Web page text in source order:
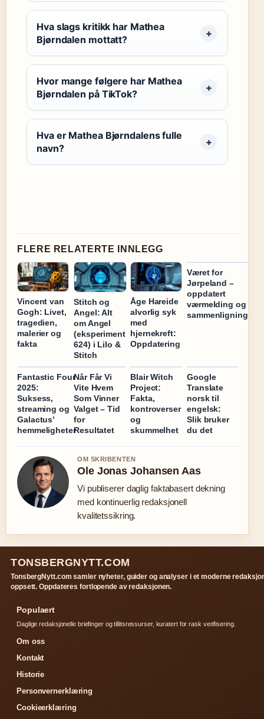
Hva slags kritikk har Mathea
Bjørndalen mottatt?
Hvor mange følgere har Mathea
Bjørndalen på TikTok?
Hva er Mathea Bjørndalens fulle
navn?
FLERE RELATERTE INNLEGG
Vincent van
Gogh: Livet,
tragedien,
malerier og
fakta
Stitch og
Angel: Alt
om Angel
(eksperiment
624) i Lilo &
Stitch
Åge Hareide
alvorlig syk
med
hjernekreft:
Oppdatering
Været for
Jørpeland –
oppdatert
værmelding og
sammenligning
Fantastic Four
2025:
Suksess,
streaming og
Galactus’
hemmeligheter
Når Får Vi
Vite Hvem
Som Vinner
Valget – Tid
for
Resultatet
Blair Witch
Project:
Fakta,
kontroverser
og
skummelhet
Google
Translate
norsk til
engelsk:
Slik bruker
du det
OM SKRIBENTEN
Ole Jonas Johansen Aas
Vi publiserer daglig faktabasert dekning
med kontinuerlig redaksjonell
kvalitetssikring.
TONSBERGNYTT.COM
TonsbergNytt.com samler nyheter, guider og analyser i et moderne
oppsett. Oppdateres fortlopende av redaksjonen.
Populaert
Daglige redaksjonelle briefinger og tillitsressurser, kuratert for rask verifisering.
Om oss
Kontakt
Historie
Personvernerklæring
Cookieerklæring